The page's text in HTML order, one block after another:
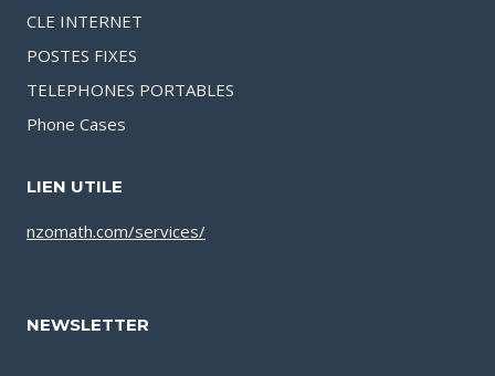
CLE INTERNET
POSTES FIXES
TELEPHONES PORTABLES
Phone Cases
LIEN UTILE
nzomath.com/services/
NEWSLETTER